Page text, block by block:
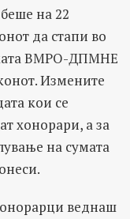
на 22
да стапи во
ВМРО-ДПМНЕ
Измените
кои се
хонорари, а за
на сумата
веднаш